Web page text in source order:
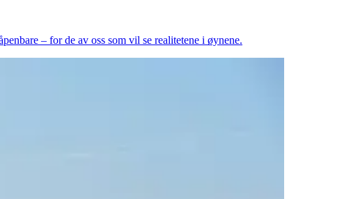
– for de av oss som vil se realitetene i øynene.